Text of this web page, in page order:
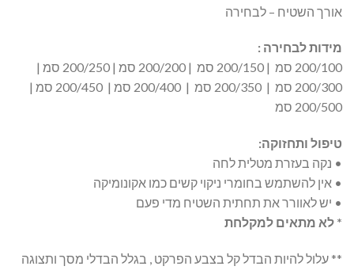
אורך השטיח – לבחירה
מידות לבחירה :
200/100 סמ | 200/150 סמ | 200/200 סמ | 200/250 סמ |
200/300 סמ | 200/350 סמ | 200/400 סמ | 200/450 סמ |
200/500 סמ
טיפול ותחזוקה:
• נקה בעזרת מטלית לחה
• אין להשתמש בחומרי ניקוי קשים כמו אקונומיקה
• יש לאוורר את תחתית השטיח מדי פעם
* לא מתאים למקלחת
** עלול להיות הבדל קל בצבע הפרקט , בגלל הבדלי מסך ותצוגה